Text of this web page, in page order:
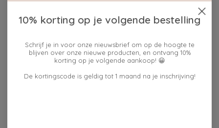
Toevoegen aan winkelwagen
Toevoegen om te vergelijken
10% korting op je volgende bestelling
Schrijf je in voor onze nieuwsbrief om op de hoogte te
blijven over onze nieuwe producten, en ontvang 10%
korting op je volgende aankoop! 😀
De kortingscode is geldig tot 1 maand na je inschrijving!